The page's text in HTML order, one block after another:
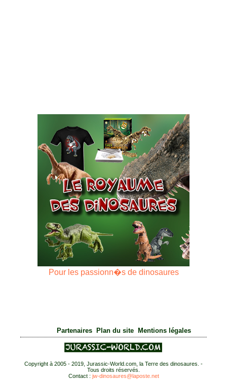
Pour les passionn�s de dinosaures
Partenaires| Plan du site| Mentions légales
Copyright à 2005 - 2019, Jurassic-World.com, la Terre des dinosaures. -
Tous droits réservés.
Contact : jw-dinosaures@laposte.net